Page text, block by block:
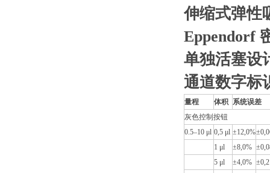
伸缩式弹性
Eppendorf
单独活塞设
通道数字标
量程 体积 系统误差
灰色控制按钮
0.5–10 μl 0,5 μl ±12,0%
1 μl
±8,0%
5 μl
±4,0%